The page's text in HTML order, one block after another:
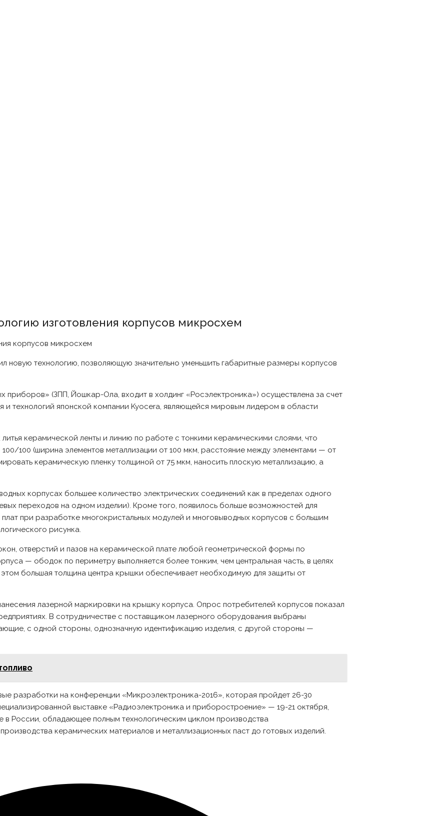
изготовления корпусов микросхем
новую технологию, позволяющую значительно уменьшить габаритные размеры корпусов
приборов» (ЗПП, Йошкар-Ола, входит в холдинг «Росэлектроника») осуществлена за счет
и технологий японской компании Kyocera, являющейся мировым лидером в области
керамической ленты и линию по работе с тонкими керамическими слоями, что
100 (ширина элементов металлизации от 100 мкм, расстояние между элементами — от
керамическую пленку толщиной от 75 мкм, наносить плоскую металлизацию, а
корпусах большее количество электрических соединений как в пределах одного
переходов на одном изделии). Кроме того, появилось больше возможностей для
при разработке многокристальных модулей и многовыводных корпусов с большим
рисунка.
отверстий и пазов на керамической плате любой геометрической формы по
— ободок по периметру выполняется более тонким, чем центральная часть, в целях
большая толщина центра крышки обеспечивает необходимую для защиты от
лазерной маркировки на крышку корпуса. Опрос потребителей корпусов показал
В сотрудничестве с поставщиком лазерного оборудования выбраны
с одной стороны, однозначную идентификацию изделия, с другой стороны —
разработки на конференции «Микроэлектроника-2016», которая пройдет 26-30
выставке «Радиоэлектроника и приборостроение» — 19-21 октября,
России, обладающее полным технологическим циклом производства
керамических материалов и металлизационных паст до готовых изделий.